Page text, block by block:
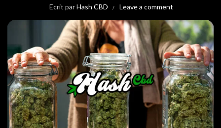
Ecrit parHash CBD Leave a comment